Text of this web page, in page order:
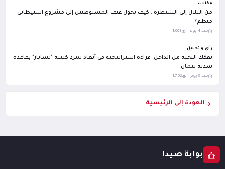
مقالات
من التلال إلى السيطرة.. كيف تحول عنف المستوطنين إلى مشروع استيطاني
منظم؟
منذ 4 يوم · 1,003
رأي و تحليل
تفكك النخبة من الداخل: قراءة استراتيجية في أبعاد تمرد كتيبة "تسابار" بقاعدة
سديه تيمان
منذ 8 يوم · 1,752
العودة إلى الرئيسية
بوابة صيدا